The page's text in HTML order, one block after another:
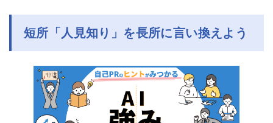
短所「人見知り」を長所に言い換えよう